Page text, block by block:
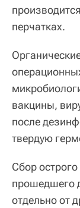
перчатках.
вакцины,
после
твердую
Сбор
прошедшего
отдельно от